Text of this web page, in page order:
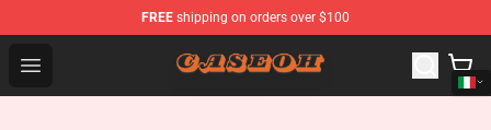
FREE shipping on orders over $100
Open menu
CaseOh Shop - Official CaseOh Merchandise Store